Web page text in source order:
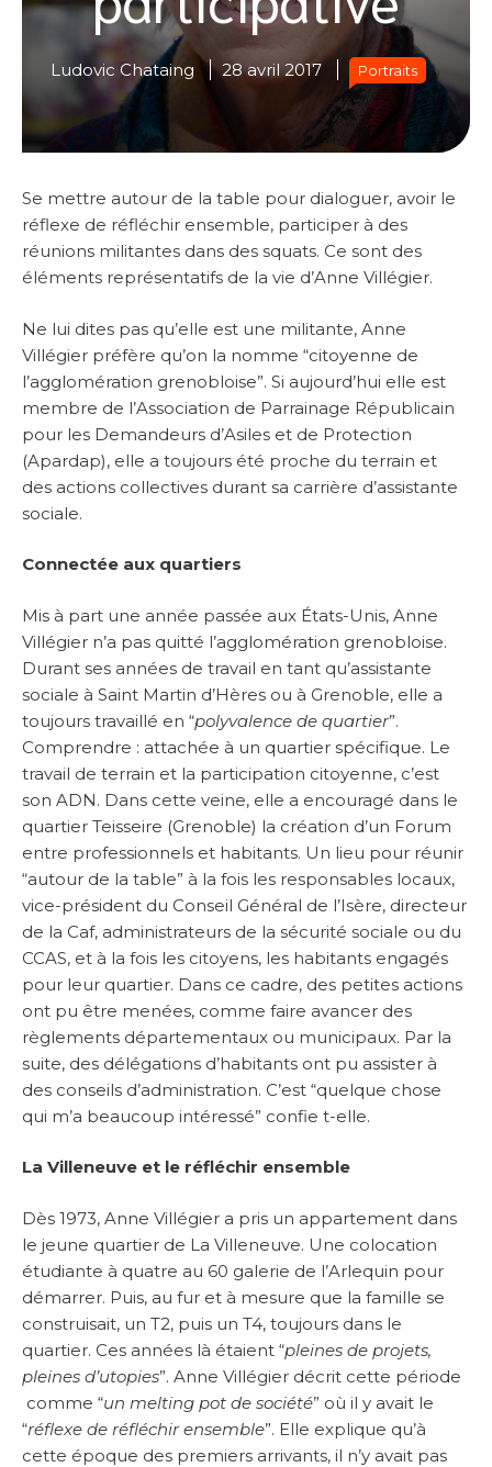
Ludovic Chataing 28 avril 2017 Portraits
Se mettre autour de la table pour dialoguer, avoir le
réflexe de réfléchir ensemble, participer à des
réunions militantes dans des squats. Ce sont des
éléments représentatifs de la vie d’Anne Villégier.
Ne lui dites pas qu’elle est une militante, Anne
Villégier préfère qu’on la nomme “citoyenne de
l’agglomération grenobloise”. Si aujourd’hui elle est
membre de l’Association de Parrainage Républicain
pour les Demandeurs d’Asiles et de Protection
(Apardap), elle a toujours été proche du terrain et
des actions collectives durant sa carrière d’assistante
sociale.
Connectée aux quartiers
Mis à part une année passée aux États-Unis, Anne
Villégier n’a pas quitté l’agglomération grenobloise.
Durant ses années de travail en tant qu’assistante
sociale à Saint Martin d’Hères ou à Grenoble, elle a
toujours travaillé en “polyvalence de quartier”.
Comprendre : attachée à un quartier spécifique. Le
travail de terrain et la participation citoyenne, c’est
son ADN. Dans cette veine, elle a encouragé dans le
quartier Teisseire (Grenoble) la création d’un Forum
entre professionnels et habitants. Un lieu pour réunir
“autour de la table” à la fois les responsables locaux,
vice-président du Conseil Général de l’Isère, directeur
de la Caf, administrateurs de la sécurité sociale ou du
CCAS, et à la fois les citoyens, les habitants engagés
pour leur quartier. Dans ce cadre, des petites actions
ont pu être menées, comme faire avancer des
règlements départementaux ou municipaux. Par la
suite, des délégations d’habitants ont pu assister à
des conseils d’administration. C’est “quelque chose
qui m’a beaucoup intéressé” confie t-elle.
La Villeneuve et le réfléchir ensemble
Dès 1973, Anne Villégier a pris un appartement dans
le jeune quartier de La Villeneuve. Une colocation
étudiante à quatre au 60 galerie de l’Arlequin pour
démarrer. Puis, au fur et à mesure que la famille se
construisait, un T2, puis un T4, toujours dans le
quartier. Ces années là étaient “pleines de projets,
pleines d’utopies”. Anne Villégier décrit cette période
comme “un melting pot de société” où il y avait le
“réflexe de réfléchir ensemble”. Elle explique qu’à
cette époque des premiers arrivants, il n’y avait pas